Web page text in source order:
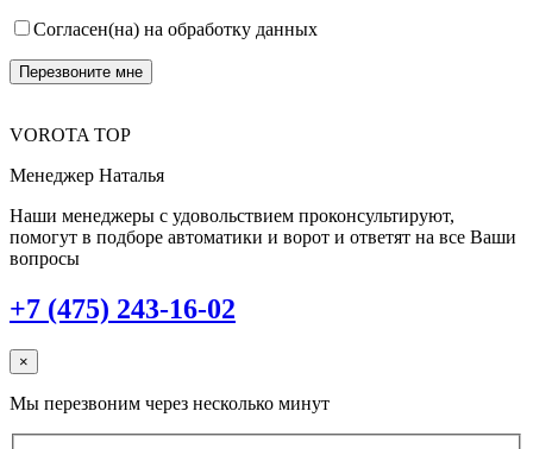
Согласен(на) на обработку данных
VOROTA TOP
Менеджер Наталья
Наши менеджеры с удовольствием проконсультируют,
помогут в подборе автоматики и ворот и ответят на все Ваши
вопросы
+7 (475) 243-16-02
×
Мы перезвоним через несколько минут